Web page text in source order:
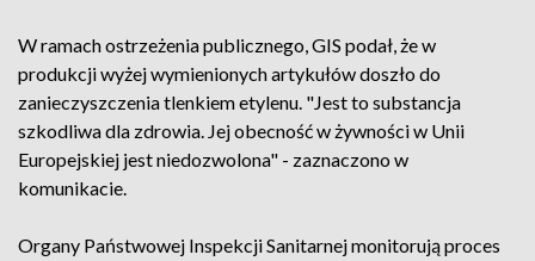
W ramach ostrzeżenia publicznego, GIS podał, że w
produkcji wyżej wymienionych artykułów doszło do
zanieczyszczenia tlenkiem etylenu. "Jest to substancja
szkodliwa dla zdrowia. Jej obecność w żywności w Unii
Europejskiej jest niedozwolona" - zaznaczono w
komunikacie.
Organy Państwowej Inspekcji Sanitarnej monitorują proces